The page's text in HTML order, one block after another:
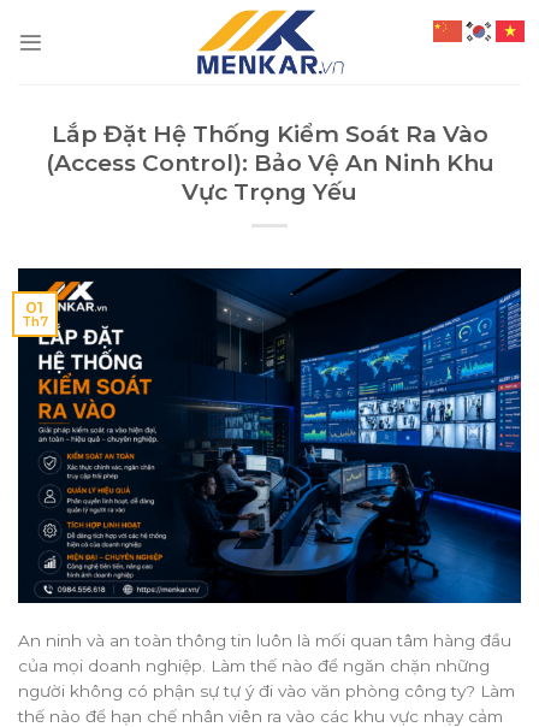
đến
Lắp Đặt Hệ Thống Kiểm Soát Ra Vào
(Access Control): Bảo Vệ An Ninh Khu
Vực Trọng Yếu
01
Th7
An ninh và an toàn thông tin luôn là mối quan tâm hàng đầu
của mọi doanh nghiệp. Làm thế nào để ngăn chặn những
người không có phận sự tự ý đi vào văn phòng công ty? Làm
thế nào để hạn chế nhân viên ra vào các khu vực nhạy cảm